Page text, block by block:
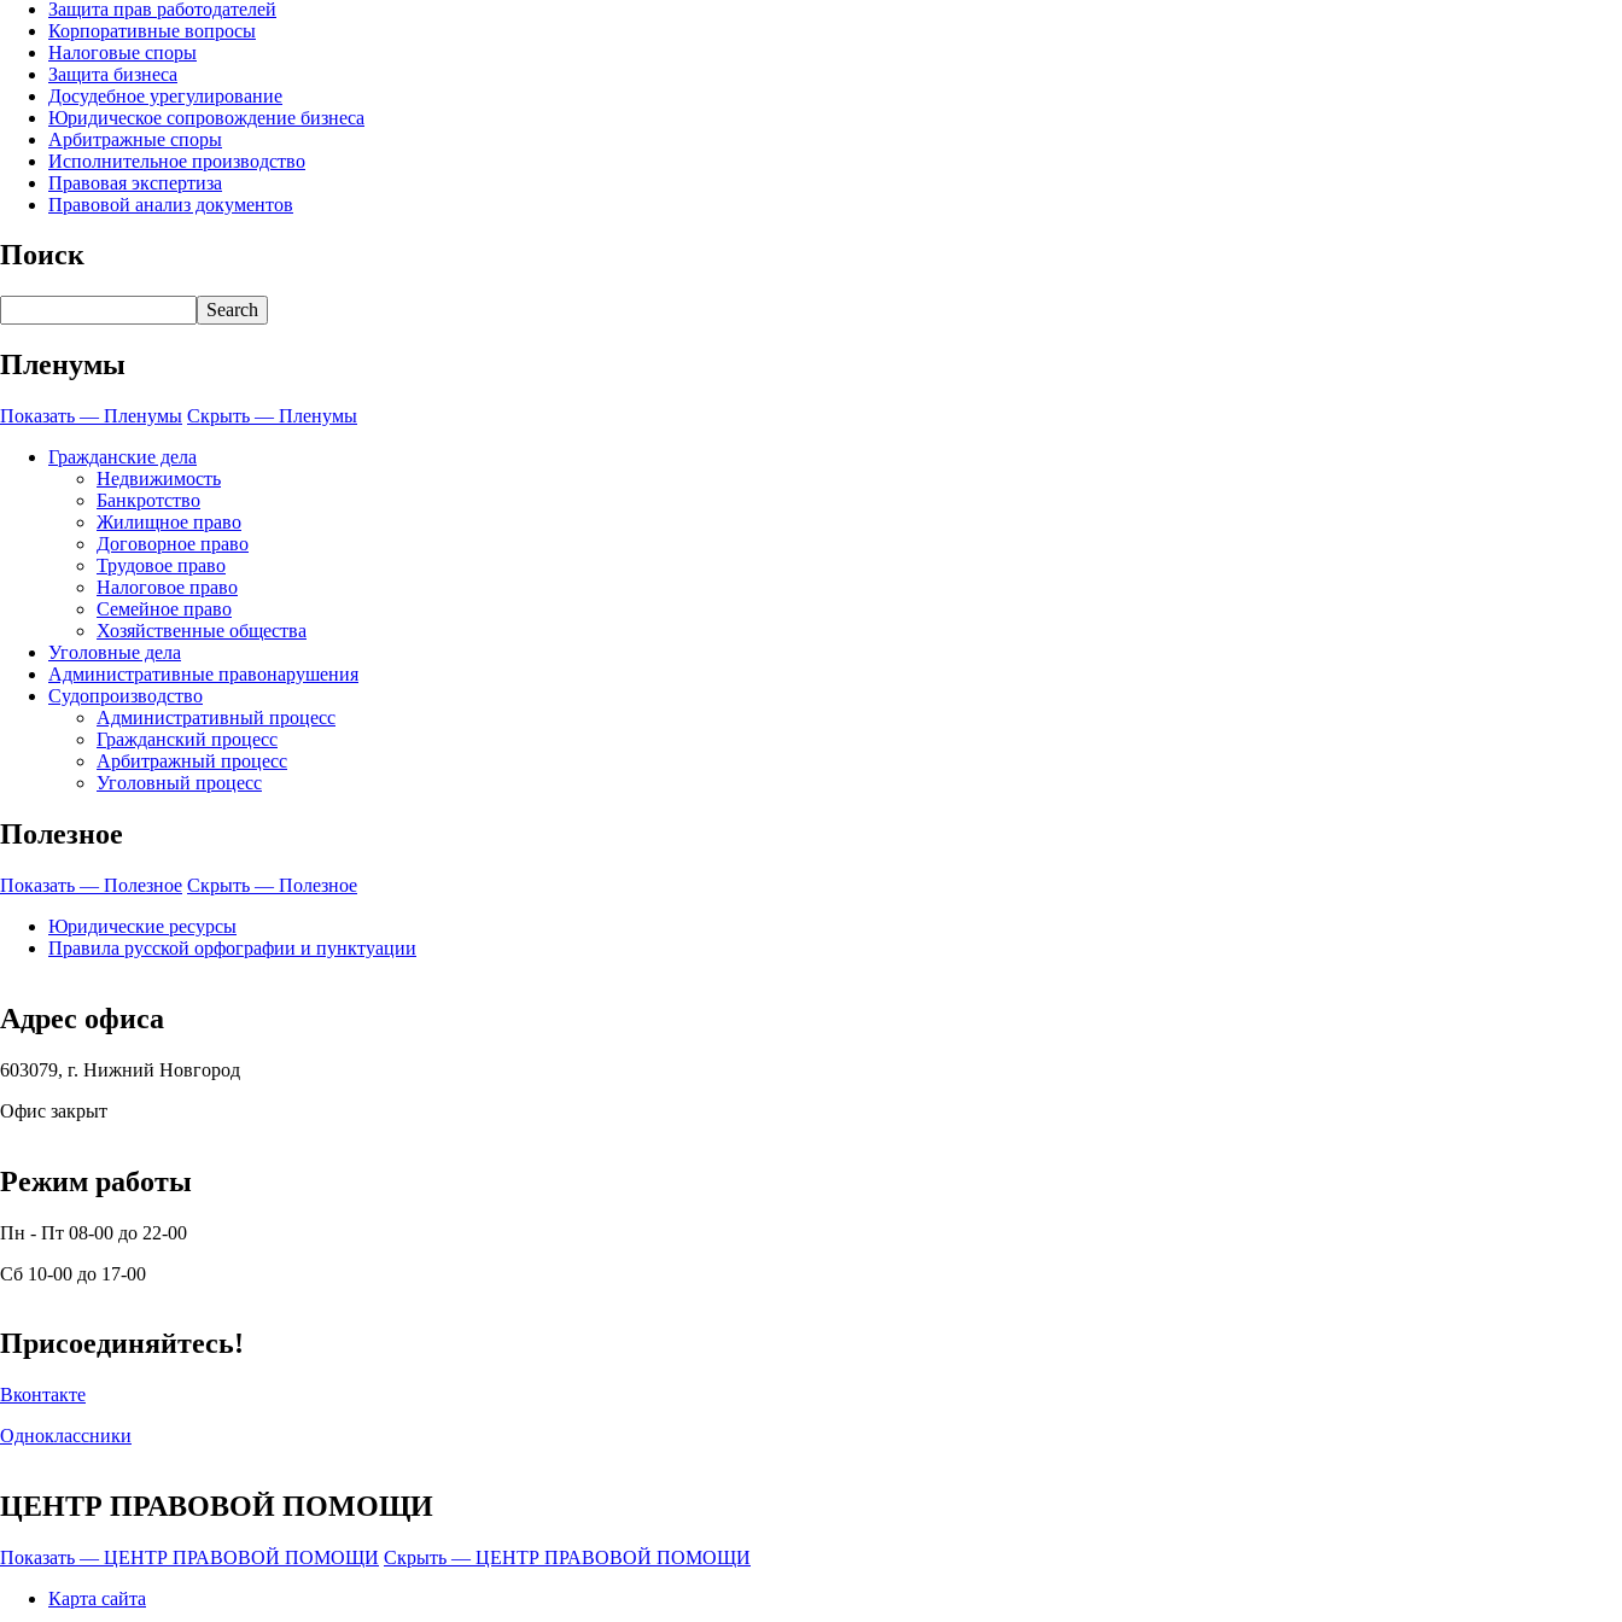
Защита прав работодателей
Корпоративные вопросы
Налоговые споры
Защита бизнеса
Досудебное урегулирование
Юридическое сопровождение бизнеса
Арбитражные споры
Исполнительное производство
Правовая экспертиза
Правовой анализ документов
Поиск
Пленумы
Показать — Пленумы Скрыть — Пленумы
Гражданские дела
Недвижимость
Банкротство
Жилищное право
Договорное право
Трудовое право
Налоговое право
Семейное право
Хозяйственные общества
Уголовные дела
Административные правонарушения
Судопроизводство
Административный процесс
Гражданский процесс
Арбитражный процесс
Уголовный процесс
Полезное
Показать — Полезное Скрыть — Полезное
Юридические ресурсы
Правила русской орфографии и пунктуации
Адрес офиса
603079, г. Нижний Новгород
Офис закрыт
Режим работы
Пн - Пт 08-00 до 22-00
Сб 10-00 до 17-00
Присоединяйтесь!
Вконтакте
Одноклассники
ЦЕНТР ПРАВОВОЙ ПОМОЩИ
Показать — ЦЕНТР ПРАВОВОЙ ПОМОЩИ Скрыть — ЦЕНТР ПРАВОВОЙ ПОМОЩИ
Карта сайта